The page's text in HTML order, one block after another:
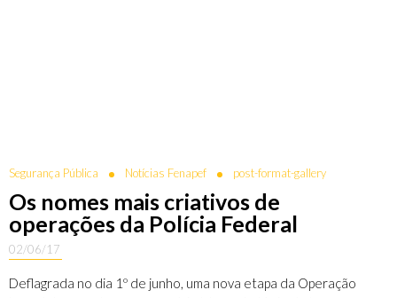
Segurança Pública Notícias Fenapef post-format-gallery
Os nomes mais criativos de
operações da Polícia Federal
02/06/17
Deflagrada no dia 1º de junho, uma nova etapa da Operação